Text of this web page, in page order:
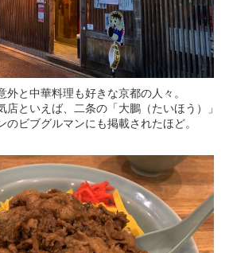
と中華料理も好きな京都の人々。
店といえば、二条の「大鵬（たいほう）」
のビブグルマンにも掲載されたほど。